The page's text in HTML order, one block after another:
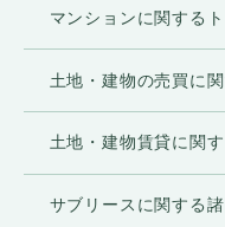
●当事務所または
誉、信用等を保
当事務所が判断
前承認した場合
マンションに関する
土地・建物の売買に
土地・建物賃貸に関
サブリースに関する